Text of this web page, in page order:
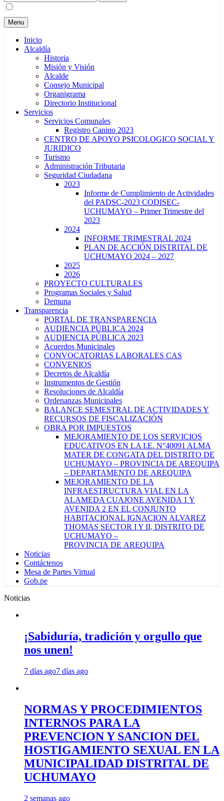
Menu
Inicio
Alcaldía
Historia
Misión y Visión
Alcalde
Consejo Municipal
Organigrama
Directorio Institucional
Servicios
Servicios Comunales
Registro Canino 2023
CENTRO DE APOYO PSICOLOGICO SOCIAL Y
JURIDICO
Turismo
Administración Tributaria
Seguridad Ciudadana
2023
Informe de Cumplimiento de Actividades
del PADSC-2023 CODISEC-
UCHUMAYO – Primer Trimestre del
2023
2024
INFORME TRIMESTRAL 2024
PLAN DE ACCIÓN DISTRITAL DE
UCHUMAYO 2024 – 2027
2025
2026
PROYECTO CULTURALES
Programas Sociales y Salud
Demuna
Transparencia
PORTAL DE TRANSPARENCIA
AUDIENCIA PÚBLICA 2024
AUDIENCIA PÚBLICA 2023
Acuerdos Municipales
CONVOCATORIAS LABORALES CAS
CONVENIOS
Decretos de Alcaldía
Instrumentos de Gestión
Resoluciones de Alcaldía
Ordenanzas Municipales
BALANCE SEMESTRAL DE ACTIVIDADES Y
RECURSOS DE FISCALIZACIÓN
OBRA POR IMPUESTOS
MEJORAMIENTO DE LOS SERVICIOS
EDUCATIVOS EN LA I.E. N°40091 ALMA
MATER DE CONGATA DEL DISTRITO DE
UCHUMAYO – PROVINCIA DE AREQUIPA
– DEPARTAMENTO DE AREQUIPA
MEJORAMIENTO DE LA
INFRAESTRUCTURA VIAL EN LA
ALAMEDA CUAJONE AVENIDA 1 Y
AVENIDA 2 EN EL CONJUNTO
HABITACIONAL IGNACION ALVAREZ
THOMAS SECTOR I Y II, DISTRITO DE
UCHUMAYO –
PROVINCIA DE AREQUIPA
Noticias
Contáctenos
Mesa de Partes Virtual
Gob.pe
Noticias
¡Sabiduría, tradición y orgullo que
nos unen!
7 días ago7 días ago
NORMAS Y PROCEDIMIENTOS
INTERNOS PARA LA
PREVENCION Y SANCION DEL
HOSTIGAMIENTO SEXUAL EN LA
MUNICIPALIDAD DISTRITAL DE
UCHUMAYO
2 semanas ago